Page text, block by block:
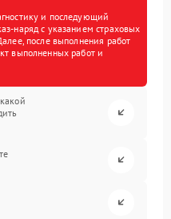
и последующий
наряд с указанием страховых
после выполнения работ
выполненных работ и